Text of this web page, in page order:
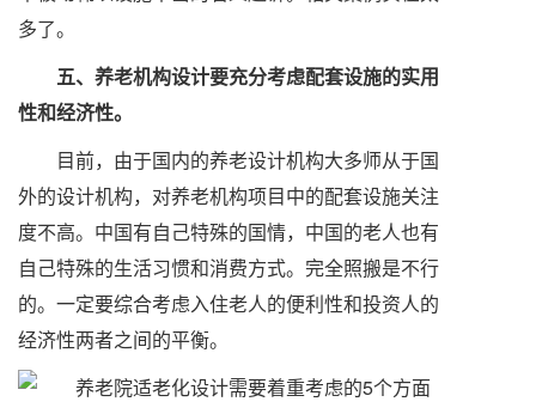
多了。
五、养老机构设计要充分考虑配套设施的实用
性和经济性。
目前，由于国内的养老设计机构大多师从于国
外的设计机构，对养老机构项目中的配套设施关注
度不高。中国有自己特殊的国情，中国的老人也有
自己特殊的生活习惯和消费方式。完全照搬是不行
的。一定要综合考虑入住老人的便利性和投资人的
经济性两者之间的平衡。